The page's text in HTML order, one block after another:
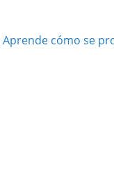
Aprende cómo se